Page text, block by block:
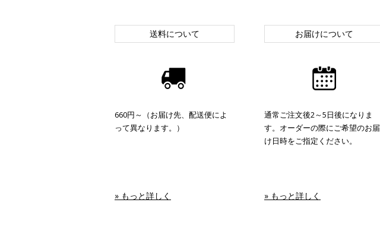
送料について
660円～（お届け先、配送便によ
って異なります。）
» もっと詳しく
お届けについて
通常ご注文後2～5日後になりま
す。オーダーの際にご希望のお届
け日時をご指定ください。
» もっと詳しく